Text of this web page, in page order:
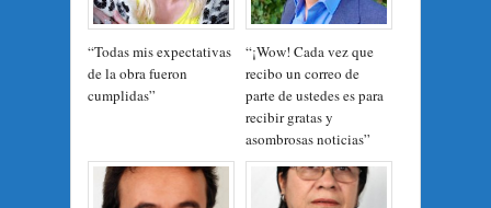
“Todas mis expectativas
de la obra fueron
cumplidas”
“¡Wow! Cada vez que
recibo un correo de
parte de ustedes es para
recibir gratas y
asombrosas noticias”